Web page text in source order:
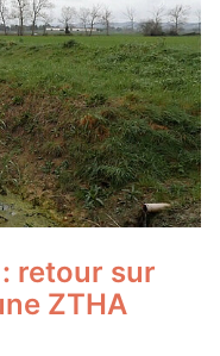
retour sur
ZTHA